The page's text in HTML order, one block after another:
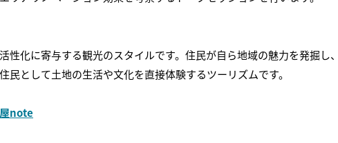
性化に寄与する観光のスタイルです。住民が自ら地域の魅力を発掘し
として土地の生活や文化を直接体験するツーリズムです。
note